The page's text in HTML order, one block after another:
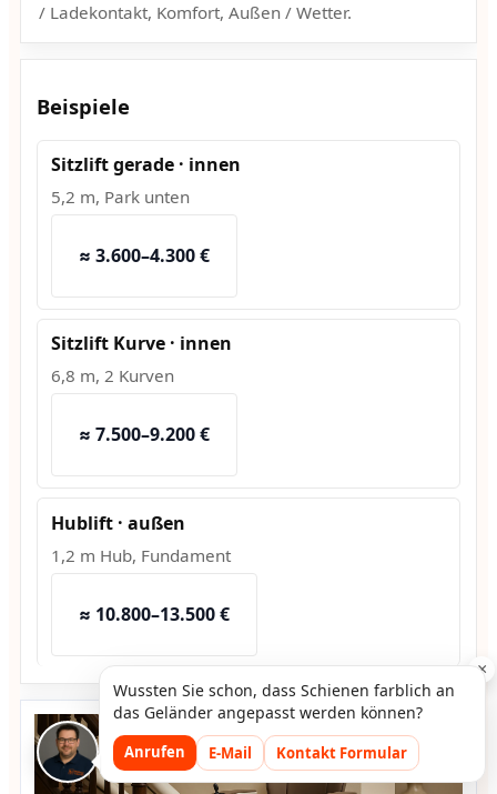
/ Ladekontakt, Komfort, Außen / Wetter.
Beispiele
Sitzlift gerade · innen
5,2 m, Park unten
≈ 3.600–4.300 €
Sitzlift Kurve · innen
6,8 m, 2 Kurven
≈ 7.500–9.200 €
Hublift · außen
1,2 m Hub, Fundament
≈ 10.800–13.500 €
×
Wussten Sie schon, dass Schienen farblich an
das Geländer angepasst werden können?
Anrufen E-Mail Kontakt Formular